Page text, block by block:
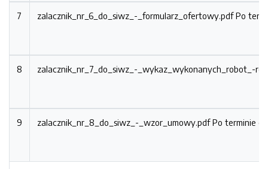
7 zalacznik_nr_6_do_siwz_-_formularz_ofertowy.pdfPo
8 zalacznik_nr_7_do_siwz_-_wykaz_wykonanych_robot_-
9 zalacznik_nr_8_do_siwz_-_wzor_umowy.pdfPo terminie